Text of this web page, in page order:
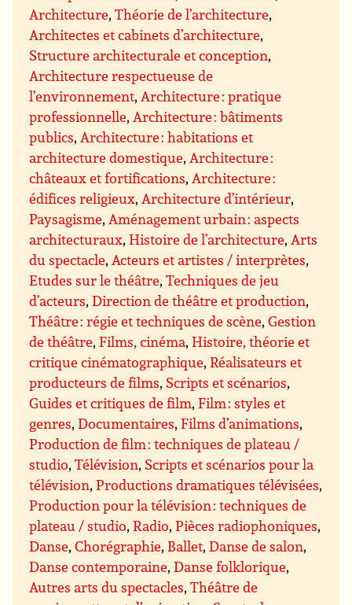
Architecture,Théorie de l’architecture,
Architectes et cabinets d’architecture,
Structure architecturale et conception,
Architecture respectueuse de
l’environnement,Architecture : pratique
professionnelle,Architecture : bâtiments
publics,Architecture : habitations et
architecture domestique,Architecture :
châteaux et fortifications,Architecture :
édifices religieux,Architecture d’intérieur,
Paysagisme,Aménagement urbain : aspects
architecturaux,Histoire de l’architecture,Arts
du spectacle,Acteurs et artistes / interprètes,
Etudes sur le théâtre,Techniques de jeu
d’acteurs,Direction de théâtre et production,
Théâtre : régie et techniques de scène,Gestion
de théâtre,Films, cinéma,Histoire, théorie et
critique cinématographique,Réalisateurs et
producteurs de films, Scripts et scénarios,
Guides et critiques de film,Film : styles et
genres,Documentaires,Films d’animations,
Production de film : techniques de plateau /
studio,Télévision, Scripts et scénarios pour la
télévision,Productions dramatiques télévisées,
Production pour la télévision : techniques de
plateau / studio,Radio,Pièces radiophoniques,
Danse,Chorégraphie, Ballet,Danse de salon,
Danse contemporaine,Danse folklorique,
Autres arts du spectacles,Théâtre de